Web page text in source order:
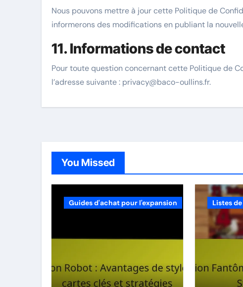
Nous pouvons mettre à jour cette Politique de
informerons des modifications en publiant la
11. Informations de contact
Pour toute question concernant cette Politique de
l’adresse suivante : privacy@baco-oullins.fr.
You Missed
Guides d'achat pour l'expansion Listes